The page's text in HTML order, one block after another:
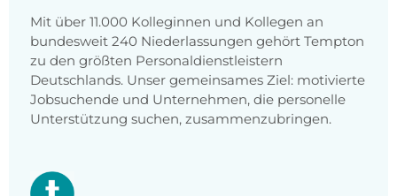
Mit über 11.000 Kolleginnen und Kollegen an
bundesweit 240 Niederlassungen gehört Tempton
zu den größten Personaldienstleistern
Deutschlands. Unser gemeinsames Ziel: motivierte
Jobsuchende und Unternehmen, die personelle
Unterstützung suchen, zusammenzubringen.